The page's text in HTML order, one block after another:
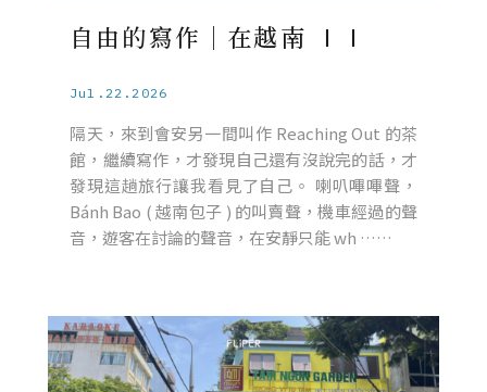
自由的寫作｜在越南 ⅠⅠ
Jul.22.2026
隔天，來到會安另一間叫作 Reaching Out 的茶
館，繼續寫作，才發現自己還有沒說完的話，才
發現這趟旅行讓我看見了自己。 喇叭嗶嗶聲，
Bánh Bao ( 越南包子 ) 的叫賣聲，機車經過的聲
音，遊客在討論的聲音，在安靜只能 wh ……